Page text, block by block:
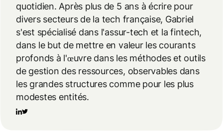
quotidien. Après plus de 5 ans à écrire pour
divers secteurs de la tech française, Gabriel
s'est spécialisé dans l'assur-tech et la fintech,
dans le but de mettre en valeur les courants
profonds à l'œuvre dans les méthodes et outils
de gestion des ressources, observables dans
les grandes structures comme pour les plus
modestes entités.